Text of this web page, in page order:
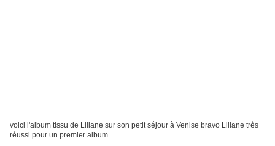
voici l'album tissu de Liliane sur son petit séjour à Venise bravo Liliane très
réussi pour un premier album